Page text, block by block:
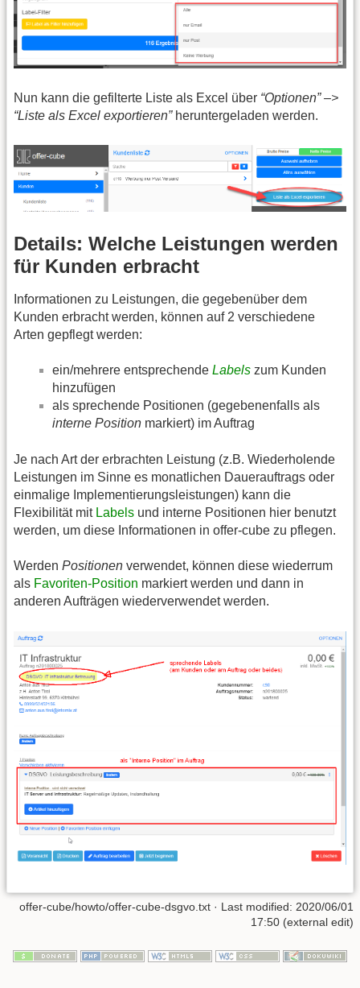
Nun kann die gefilterte Liste als Excel über “Optionen” –>
“Liste als Excel exportieren”heruntergeladen werden.
Details: Welche Leistungen werden
für Kunden erbracht
Informationen zu Leistungen, die gegebenüber dem
Kunden erbracht werden, können auf 2 verschiedene
Arten gepflegt werden:
ein/mehrere entsprechende Labels zum Kunden
hinzufügen
als sprechende Positionen (gegebenenfalls als
interne Position markiert) im Auftrag
Je nach Art der erbrachten Leistung (z.B. Wiederholende
Leistungen im Sinne es monatlichen Dauerauftrags oder
einmalige Implementierungsleistungen) kann die
Flexibilität mit Labels und interne Positionen hier benutzt
werden, um diese Informationen in offer-cube zu pflegen.
Werden Positionen verwendet, können diese wiederrum
als Favoriten-Position markiert werden und dann in
anderen Aufträgen wiederverwendet werden.
offer-cube/howto/offer-cube-dsgvo.txt · Last modified: 2020/06/01
17:50 (external edit)